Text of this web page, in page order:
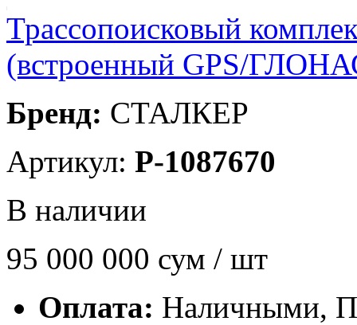
Трассопоисковый
(встроенный GPS/
Бренд: СТАЛКЕР
Артикул: P-1087670
В наличии
95 000 000 сум / шт
Оплата: Наличными,